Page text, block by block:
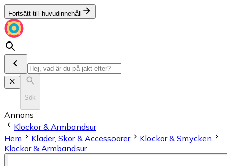
Fortsätt till huvudinnehåll
Sök
Annons
Klockor & Armbandsur
Hem
Kläder, Skor & Accessoarer
Klockor & Smycken
Klockor & Armbandsur